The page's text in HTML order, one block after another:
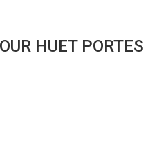
HUET PORTES